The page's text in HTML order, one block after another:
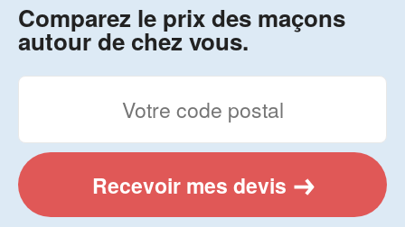
Comparez le prix des maçons
autour de chez vous.
Recevoir mes devis